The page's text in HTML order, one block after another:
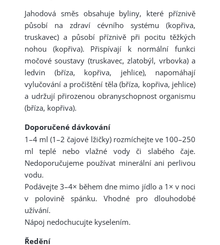
Jahodová směs obsahuje byliny, které příznivě
působí na zdraví cévního systému (kopřiva,
truskavec) a působí příznivě při pocitu těžkých
nohou (kopřiva). Přispívají k normální funkci
močové soustavy (truskavec, zlatobýl, vrbovka) a
ledvin (bříza, kopřiva, jehlice), napomáhají
vylučování a pročištění těla (bříza, kopřiva, jehlice)
a udržují přirozenou obranyschopnost organismu
(bříza, kopřiva).
Doporučené dávkování
1–4 ml (1–2 čajové lžičky) rozmíchejte ve 100–250
ml teplé nebo vlažné vody či slabého čaje.
Nedoporučujeme používat minerální ani perlivou
vodu.
Podávejte 3–4× během dne mimo jídlo a 1× v noci
v polovině spánku. Vhodné pro dlouhodobé
užívání.
Nápoj nedochucujte kyselením.
Ředění